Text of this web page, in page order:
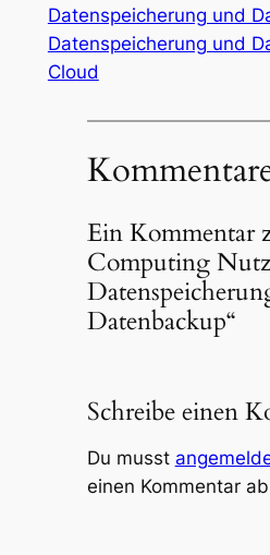
Datenspeicherung und
Datenspeicherung und
Cloud
Ein Kommentar
Computing
Datenbackup“
Schreibe einen
Du musst
einen Kommentar